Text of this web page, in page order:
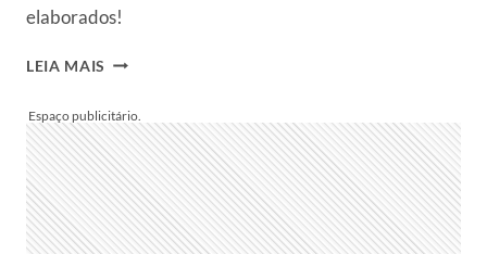
elaborados!
LEIA MAIS CACHEPÔ
COM
GRÁFICOS
E
RECEITAS:
PARA
VENDER